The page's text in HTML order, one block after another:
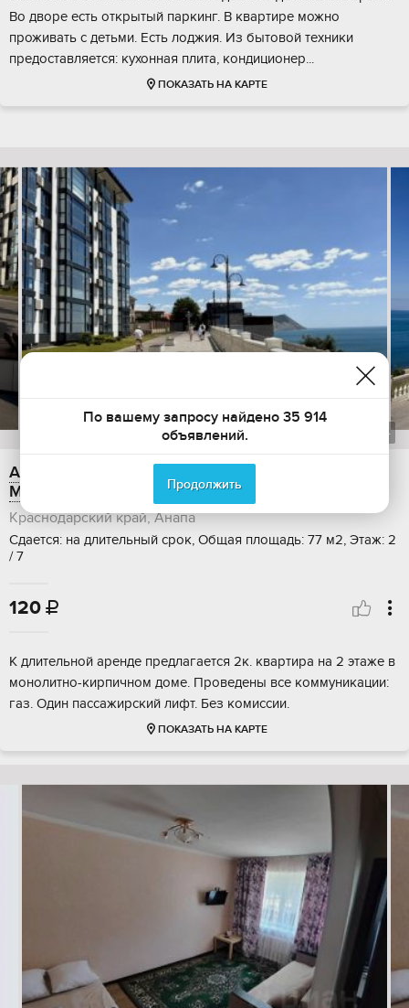
Во дворе есть открытый паркинг. В квартире можно
проживать с детьми. Есть лоджия. Из бытовой техники
предоставляется: кухонная плита, кондиционер...
ПОКАЗАТЬ НА КАРТЕ
34
Аренда 2-комнатной квартиры, 77 м2, улица
Маяковского, 5
Краснодарский край, Анапа
Сдается: на длительный срок, Общая площадь: 77 м2, Этаж: 2
/ 7
120 
К длительной аренде предлагается 2к. квартира на 2 этаже в
монолитно-кирпичном доме. Проведены все коммуникации:
газ. Один пассажирский лифт. Без комиссии.
ПОКАЗАТЬ НА КАРТЕ
По вашему запросу найдено 35 914
объявлений.
Продолжить